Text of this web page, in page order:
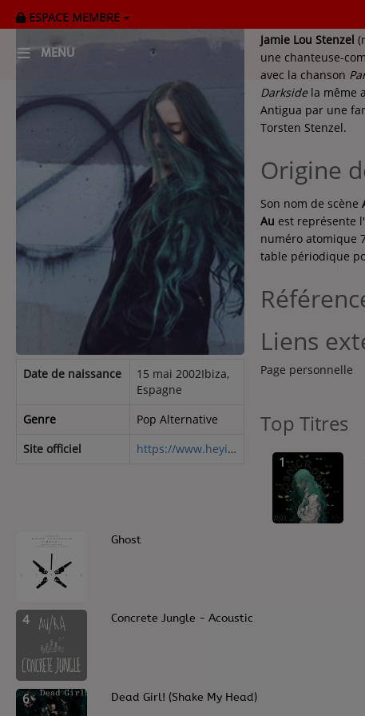
ESPACE MEMBRE
MENU
HOME
CK RADIO Line-up
Cultur'Ciné - Jean Meurice
Contact
Régie Publicitaire
Recherche d'un titre
Date de naissance
15 mai 2002Ibiza,
Espagne
Genre
Pop Alternative
Site officiel
https://www.heyitsaura.com/
Jamie Lou Stenzel
une chanteuse-
avec la chanson
Darksidela même
Antigua par une
Torsten Stenzel.
Origine
Son nom de scène
Au est représente
numéro atomique
table périodique
Liens
Page personnelle
Top Titres
1
Ghost
4 Concrete Jungle - Acoustic
6 Dead Girl! (Shake My Head)